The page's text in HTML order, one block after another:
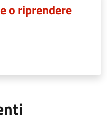
o riprendere